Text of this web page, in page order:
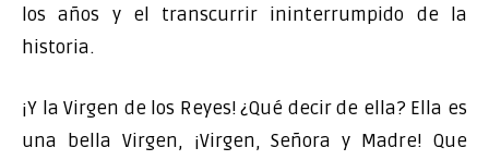
los años y el transcurrir ininterrumpido de la
historia.
¡Y la Virgen de los Reyes! ¿Qué decir de ella? Ella es
una bella Virgen, ¡Virgen, Señora y Madre! Que